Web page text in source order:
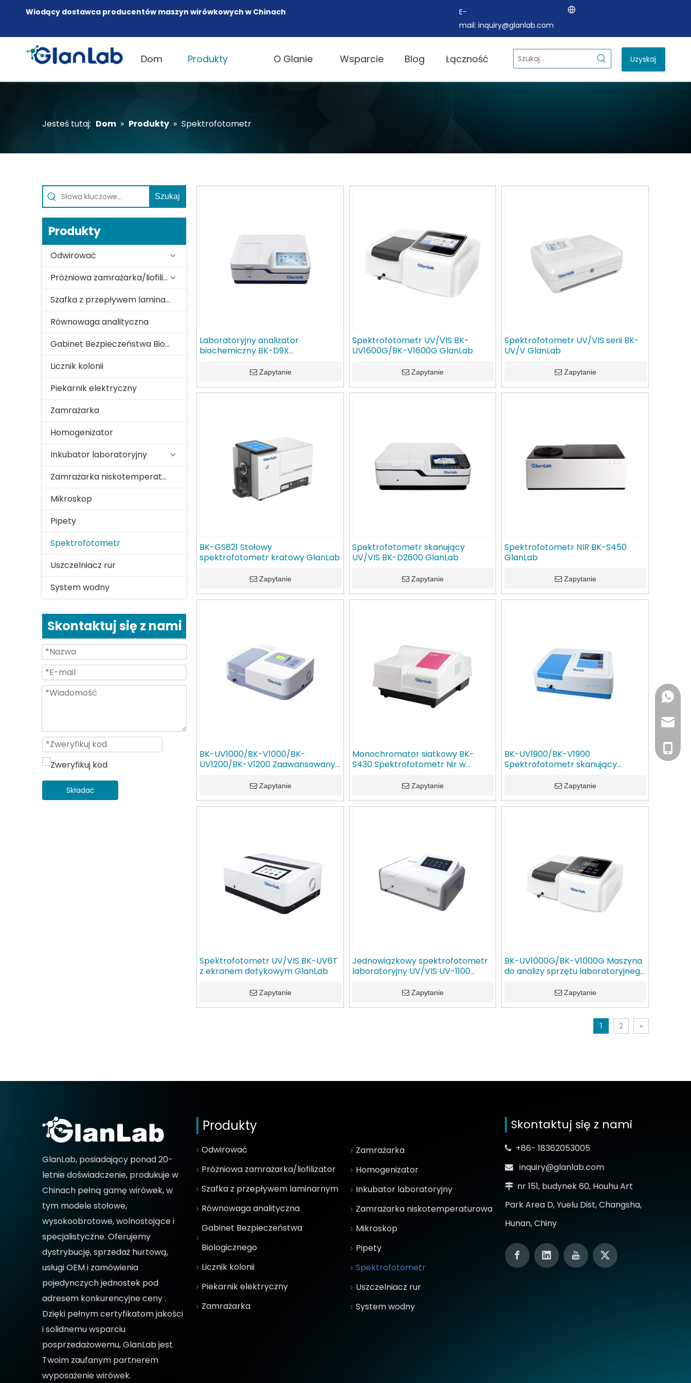
Wiodący dostawca producentów maszyn wirówkowych w Chinach
E-
mail: inquiry@glanlab.com
Dom Produkty O Glanie Wsparcie Blog Łączność Uzyskaj
wycenę
Jesteś tutaj: Dom » Produkty » Spektrofotometr
Szukaj
Produkty
Odwirować
Próżniowa zamrażarka/liofilizator
Szafka z przepływem laminarnym
Równowaga analityczna
Gabinet Bezpieczeństwa Biologicznego
Licznik kolonii
Piekarnik elektryczny
Zamrażarka
Homogenizator
Inkubator laboratoryjny
Zamrażarka niskotemperaturowa
Mikroskop
Pipety
Spektrofotometr
Uszczelniacz rur
System wodny
Skontaktuj się z nami
Składać
Laboratoryjny analizator
biochemiczny BK-D9X
Zapytanie
Spektrofotometr UV/VIS BK-
UV1600G/BK-V1600G GlanLab
Zapytanie
Spektrofotometr UV/VIS serii BK-
UV/V GlanLab
Zapytanie
BK-GS821 Stołowy
spektrofotometr kratowy GlanLab
Zapytanie
Spektrofotometr skanujący
UV/VIS BK-D2600 GlanLab
Zapytanie
Spektrofotometr NIR BK-S450
GlanLab
Zapytanie
BK-UV1000/BK-V1000/BK-
UV1200/BK-V1200 Zaawansowany
Zapytanie
Monochromator siatkowy BK-
S430 Spektrofotometr Nir w
Zapytanie
BK-UV1900/BK-V1900
Spektrofotometr skanujący
Zapytanie
Spektrofotometr UV/VIS BK-UV6T
z ekranem dotykowym GlanLab
Zapytanie
Jednowiązkowy spektrofotometr
laboratoryjny UV/VIS UV-1100
Zapytanie
BK-UV1000G/BK-V1000G Maszyna
do analizy sprzętu laboratoryjnego
Zapytanie
1 2 »
GlanLab, posiadający ponad 20-
letnie doświadczenie, produkuje w
Chinach pełną gamę wirówek, w
tym modele stołowe,
wysokoobrotowe, wolnostojące i
specjalistyczne. Oferujemy
dystrybucję, sprzedaż hurtową,
usługi OEM i zamówienia
pojedynczych jednostek pod
adresem konkurencyjne ceny.
Dzięki pełnym certyfikatom jakości
i solidnemu wsparciu
posprzedażowemu, GlanLab jest
Twoim zaufanym partnerem
wyposażenie wirówek.
Produkty
Odwirować
Próżniowa zamrażarka/liofilizator
Szafka z przepływem laminarnym
Równowaga analityczna
Gabinet Bezpieczeństwa
Biologicznego
Licznik kolonii
Piekarnik elektryczny
Zamrażarka
Zamrażarka
Homogenizator
Inkubator laboratoryjny
Zamrażarka niskotemperaturowa
Mikroskop
Pipety
Spektrofotometr
Uszczelniacz rur
System wodny
Skontaktuj się z nami
 +86- 18362053005
 inquiry@glanlab.com
 nr 151, budynek 60, Houhu Art
Park Area D, Yuelu Dist, Changsha,
Hunan, Chiny
+86-
+86-